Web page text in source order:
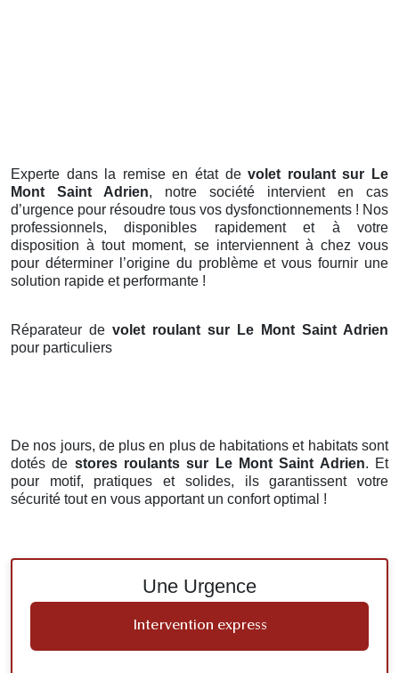
Experte dans la remise en état devolet roulant sur Le
Mont Saint Adrien, notre société intervient en cas
d’urgence pour résoudre tous vos dysfonctionnements ! Nos
professionnels, disponibles rapidement et à votre
disposition à tout moment, se interviennent à chez vous
pour déterminer l’origine du problème et vous fournir une
solution rapide et performante !
Réparateur de volet roulant sur Le Mont Saint Adrien
pour particuliers
De nos jours, de plus en plus de habitations et habitats sont
dotés de stores roulants sur Le Mont Saint Adrien. Et
pour motif, pratiques et solides, ils garantissent votre
sécurité tout en vous apportant un confort optimal !
Une Urgence
Intervention express